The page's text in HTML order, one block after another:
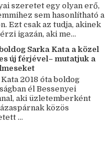
szeretet egy olyan erő,
sem hasonlítható a
Ezt csak az tudja, akinek
igazán, aki me...
Sarka Kata a közel
új férjével– mutatjuk a
2018 óta boldog
él Bessenyei
aki üzletemberként
közös
...